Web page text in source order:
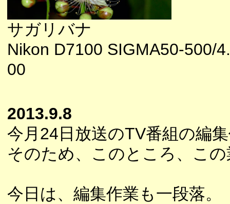
サガリバナ
Nikon D7100 SIGMA50-500/
00
2013.9.8
今月24日放送のTV番組の編
そのため、このところ、こ
今日は、編集作業も一段落。